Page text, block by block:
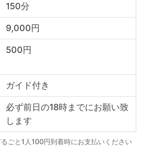
150分
9,000円
500円
ガイド付き
必ず前日の18時までにお願い致
します
ごと1人100円到着時にお支払いください